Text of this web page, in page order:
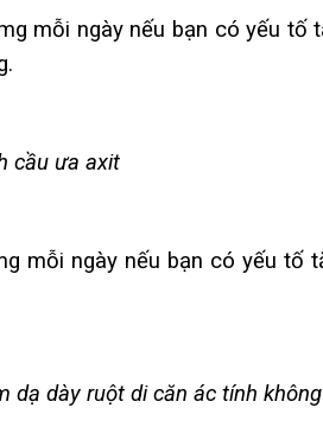
mỗi ngày nếu bạn có yếu
cầu ưa axit
mỗi ngày nếu bạn có yếu tố
dạ dày ruột di căn ác tính